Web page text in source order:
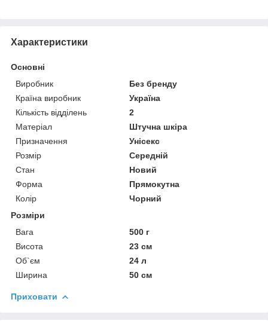
Характеристики
Основні
Виробник
Без бренду
Країна виробник
Україна
Кількість відділень
2
Матеріал
Штучна шкіра
Призначення
Унісекс
Розмір
Середній
Стан
Новий
Форма
Прямокутна
Колір
Чорний
Розміри
Вага
500 г
Висота
23 см
Об`єм
24 л
Ширина
50 см
Приховати